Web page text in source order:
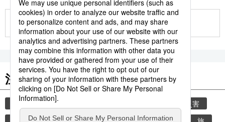
もっと見る
注目のキーワード
共同通信ニュース
災害